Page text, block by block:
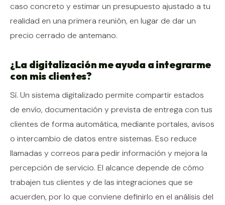
caso concreto y estimar un presupuesto ajustado a tu
realidad en una primera reunión, en lugar de dar un
precio cerrado de antemano.
¿La digitalización me ayuda a integrarme
con mis clientes?
Sí. Un sistema digitalizado permite compartir estados
de envío, documentación y prevista de entrega con tus
clientes de forma automática, mediante portales, avisos
o intercambio de datos entre sistemas. Eso reduce
llamadas y correos para pedir información y mejora la
percepción de servicio. El alcance depende de cómo
trabajen tus clientes y de las integraciones que se
acuerden, por lo que conviene definirlo en el análisis del